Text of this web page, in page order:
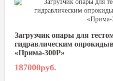
Загрузчик опары для
гидравлическим
«Прима-300P»
187000руб.